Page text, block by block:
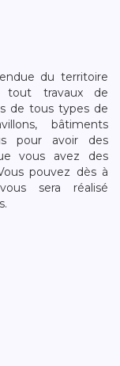
du territoire
tout travaux de
de tous types de
bâtiments
pour avoir des
vous avez des
pouvez dès à
sera réalisé